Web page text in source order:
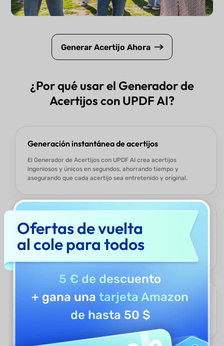
Generar Acertijo Ahora
¿Por qué usar el Generador de
Acertijos con UPDF AI?
Generación instantánea de acertijos
El Generador de Acertijos con UPDF AI crea acertijos
ingeniosos y únicos en segundos, ahorrando tiempo y
asegurando que cada acertijo sea entretenido y original.
Personalizable para cualquier audiencia
Los acertijos se pueden adaptar según el nivel de dificultad y
el grupo objetivo, haciéndolos adecuados para niños,
estudiantes o adultos.
Compatible con múltiples idiomas
La herramienta puede generar acertijos en varios idiomas,
Ofertas de vuelta
al cole para todos
5 € de descuento
+ gana unatarjeta Amazon
de hasta 50 $